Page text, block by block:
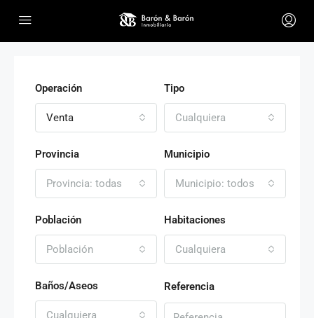
Operación
Venta
Tipo
Cualquiera
Provincia
Provincia: todas
Municipio
Municipio: todos
Población
Población
Habitaciones
Cualquiera
Baños/Aseos
Cualquiera
Referencia